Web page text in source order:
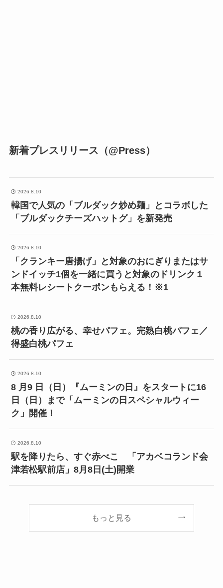
新着プレスリリース（@Press）
2026.8.10
韓国で人気の「ブルダック炒め麺」とコラボした
「ブルダックチーズハットグ」を新発売
2026.8.10
「クランキー唐揚げ」と対象のおにぎりまたはサ
ンドイッチ1個を一緒に買うと対象のドリンク１
本無料レシートクーポンもらえる！※1
2026.8.10
桃の香り広がる、幸せパフェ。完熟白桃パフェ／
得盛白桃パフェ
2026.8.10
8 月9 日（日）『ムーミンの日』をスタートに16
日（日）まで「ムーミンの日スペシャルウィー
ク」開催！
2026.8.10
駅を降りたら、すぐ赤べこ 「アカベコランド会
津若松駅前店」8月8日(土)開業
もっと見る